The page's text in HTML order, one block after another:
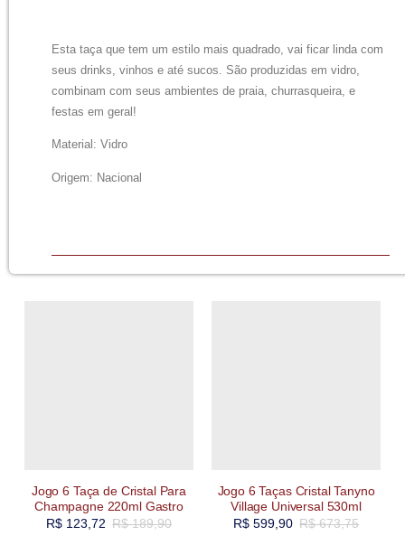
Esta taça que tem um estilo mais quadrado, vai ficar linda com
seus drinks, vinhos e até sucos. São produzidas em vidro,
combinam com seus ambientes de praia, churrasqueira, e
festas em geral!
Material: Vidro
Origem: Nacional
Jogo 6 Taça de Cristal Para
Champagne 220ml Gastro
R$189,90
R$123,72
Jogo 6 Taças Cristal Tanyno
Village Universal 530ml
R$673,75
R$599,90